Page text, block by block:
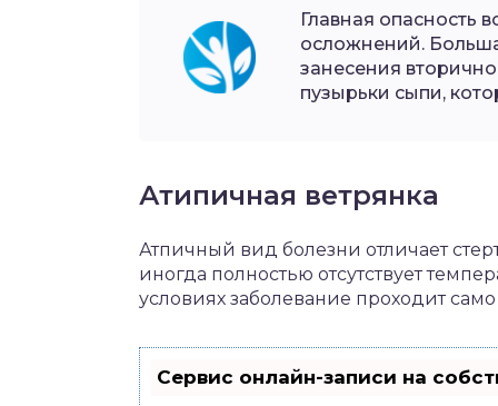
Главная опасность
осложнений.
занесения
пузырьки сыпи,
Атипичная ветрянка
Атпичный вид болезни отличает
иногда полностью отсутствует
условиях заболевание проходит
Сервис онлайн-записи на